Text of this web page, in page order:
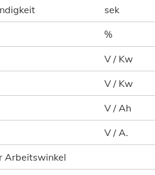
sek
%
V / Kw
V / Kw
V / Ah
V / A.
Arbeitswinkel